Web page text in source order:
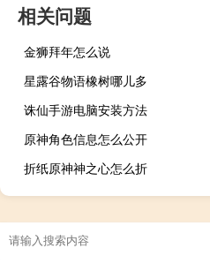
相关问题
金狮拜年怎么说
星露谷物语橡树哪儿多
诛仙手游电脑安装方法
原神角色信息怎么公开
折纸原神神之心怎么折